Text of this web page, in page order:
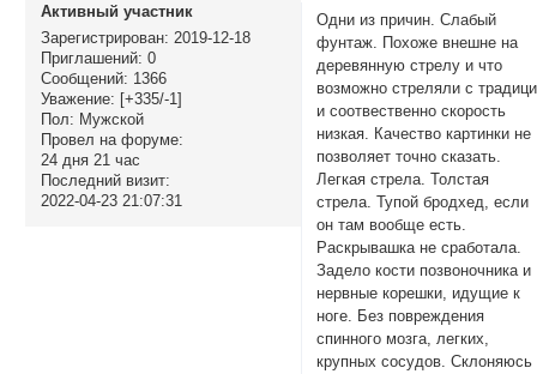
Активный участник
Зарегистрирован: 2019-12-18
Приглашений: 0
Сообщений: 1366
Уважение: [+335/-1]
Пол: Мужской
Провел на форуме:
24 дня 21 час
Последний визит:
2022-04-23 21:07:31
Одни из причин. Слабый
фунтаж. Похоже внешне на
деревянную стрелу и что
возможно стреляли с
и соотвественно скорость
низкая. Качество картинки не
позволяет точно сказать.
Легкая стрела. Толстая
стрела. Тупой бродхед, если
он там вообще есть.
Раскрывашка не сработала.
Задело кости позвоночника и
нервные корешки, идущие к
ноге. Без повреждения
спинного мозга, легких,
крупных сосудов. Склоняюсь